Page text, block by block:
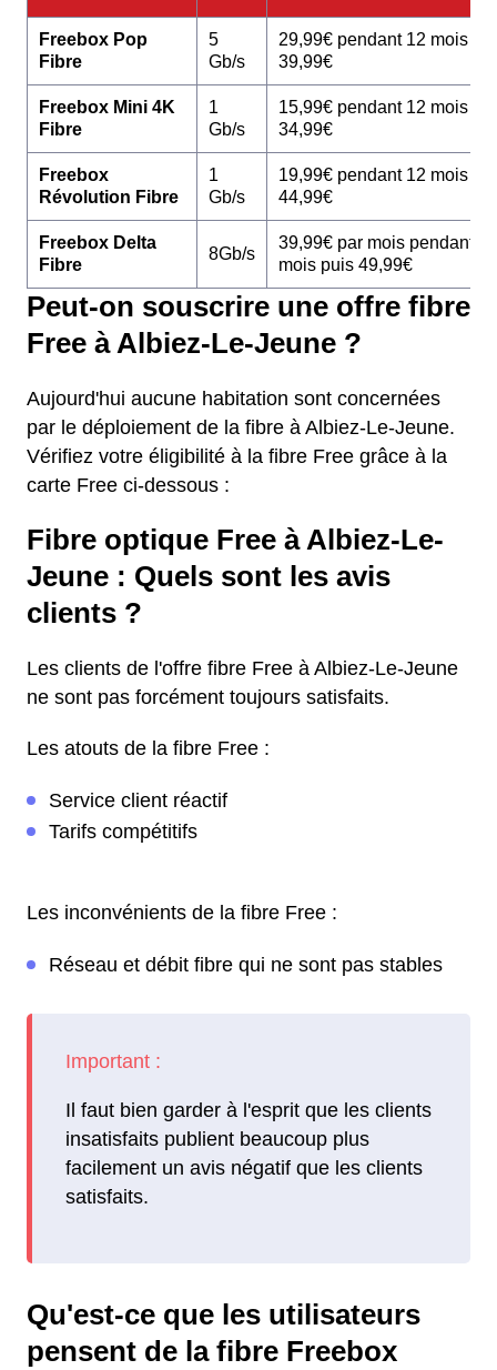
Freebox Pop
Fibre
5
Gb/s
29,99€ pendant 12 mois
39,99€
Freebox Mini 4K
Fibre
1
Gb/s
15,99€ pendant 12 mois
34,99€
Freebox
Révolution Fibre
1
Gb/s
19,99€ pendant 12 mois
44,99€
Freebox Delta
Fibre
8Gb/s
39,99€ par mois pendant 12
mois puis 49,99€
Peut-on souscrire une offre fibre
Free à Albiez-Le-Jeune ?
Aujourd'hui aucune habitation sont concernées
par le déploiement de la fibre à Albiez-Le-Jeune.
Vérifiez votre éligibilité à la fibre Free grâce à la
carte Free ci-dessous :
Fibre optique Free à Albiez-Le-
Jeune : Quels sont les avis
clients ?
Les clients de l'offre fibre Free à Albiez-Le-Jeune
ne sont pas forcément toujours satisfaits.
Les atouts de la fibre Free :
Service client réactif
Tarifs compétitifs
Les inconvénients de la fibre Free :
Réseau et débit fibre qui ne sont pas stables
Il faut bien garder à l'esprit que les clients
insatisfaits publient beaucoup plus
facilement un avis négatif que les clients
satisfaits.
Qu'est-ce que les utilisateurs
pensent de la fibre Freebox